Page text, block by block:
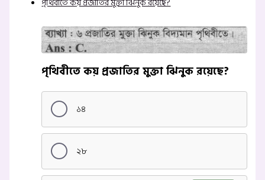
পৃথিবীতে কয় প্রজাতির মুক্তা ঝিনুক রয়েছে?
পৃথিবীতে কয় প্রজাতির মুক্তা ঝিনুক রয়েছে?
১৪
২৮